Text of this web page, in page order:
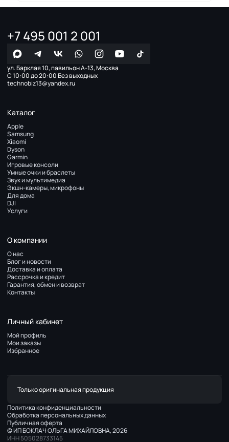
+7 495 001 2 001
ул. Барклая 10, павильон А-13, Москва
С 10:00 до 20:00 Без выходных
technobiz13@yandex.ru
Каталог
Apple
Samsung
Xiaomi
Dyson
Garmin
Игровые консоли
Умные очки и браслеты
Звук и мультимедиа
Экшн-камеры, микрофоны
Для дома
DJI
Услуги
О компании
О нас
Блог и новости
Доставка и оплата
Рассрочка и кредит
Гарантия, обмен и возврат
Контакты
Личный кабинет
Мой профиль
Мои заказы
Избранное
Только оригинальная продукция
Политика конфиденциальности
Обработка персональных данных
Публичная оферта
© ИП БОКЛАЧ ОЛЬГА МИХАЙЛОВНА, 2026
ИНН 505028733145